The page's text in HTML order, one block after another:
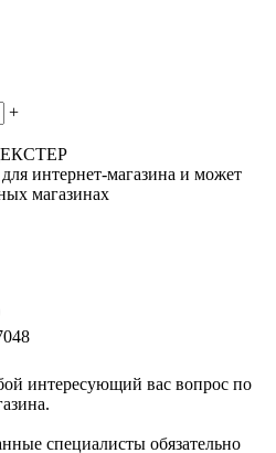
+
интернет-магазина и может
магазинах
интересующий вас вопрос по
специалисты обязательно